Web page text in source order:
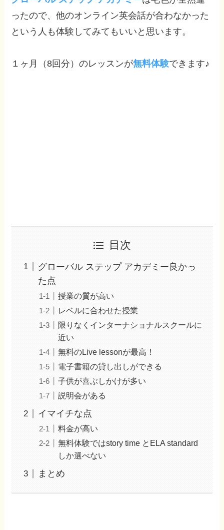
ったので、他のオンライン英会話が合わなかった
という人も体験してみてもいいと思います。
１ヶ月（8回分）のレッスンが無料体験できます♪
目次
グローバル ステップ アカデミー良かっ
た点
授業の質が高い
レベルに合わせた授業
限りなくインターナショナルスクールに
近い
無料のLive lessonが最高！
電子書籍の貸し出しができる
子供が喜ぶしかけが多い
説明会がある
イマイチな点
料金が高い
無料体験ではstory time とELA standard
しか選べない
まとめ